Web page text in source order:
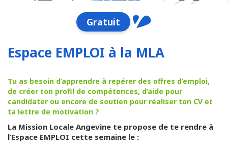
Gratuit
Espace EMPLOI à la MLA
Tu as besoin d’apprendre à repérer des offres d’emploi,
de créer ton profil de compétences, d’aide pour
candidater ou encore de soutien pour réaliser ton CV et
ta lettre de motivation ?
La Mission Locale Angevine te propose de te rendre à
l’Espace EMPLOI cette semaine le :